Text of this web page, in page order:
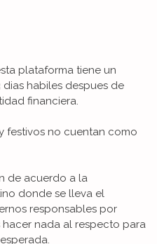
plataforma tiene un
habiles despues de
financiera.
festivos no cuentan como
de acuerdo a la
donde se lleva el
responsables por
nada al respecto para